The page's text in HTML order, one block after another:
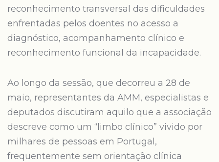
reconhecimento transversal das dificuldades
enfrentadas pelos doentes no acesso a
diagnóstico, acompanhamento clínico e
reconhecimento funcional da incapacidade.
Ao longo da sessão, que decorreu a 28 de
maio, representantes da AMM, especialistas e
deputados discutiram aquilo que a associação
descreve como um “limbo clínico” vivido por
milhares de pessoas em Portugal,
frequentemente sem orientação clínica